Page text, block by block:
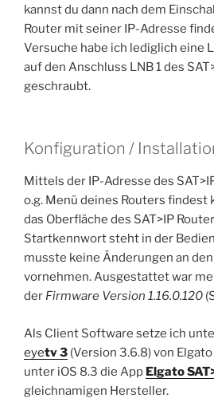
kannst du dann nach dem
Router mit seiner IP-Adresse
Versuche habe ich lediglich eine
auf den Anschluss LNB 1 des
geschraubt.
Konfiguration /
Mittels der IP-Adresse des
o.g. Menü deines Routers findest
das Oberfläche des SAT>IP
Startkennwort steht in der
musste keine Änderungen an
vornehmen. Ausgestattet war
der Firmware Version 1.16.0.120
Als Client Software setze ich
eyetv 3 (Version 3.6.8) von
unter iOS 8.3 die App Elgato
gleichnamigen Hersteller.